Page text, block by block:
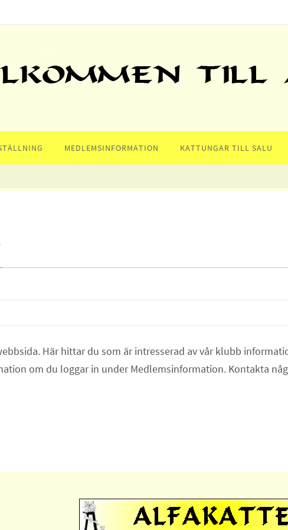
MEDLEMSINFORMATION KATTUNGAR TILL SALU
Här hittar du som är intresserad av vår klubb
om du loggar in under Medlemsinformation. Kontakta